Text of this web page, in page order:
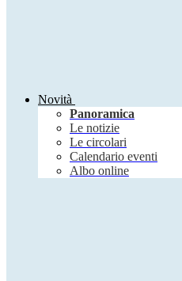
Novità
Panoramica
Le notizie
Le circolari
Calendario eventi
Albo online